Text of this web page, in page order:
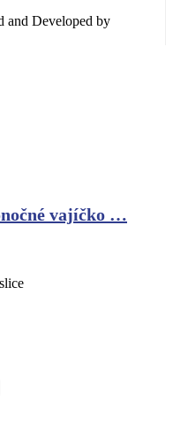
and Developed by
vajíčko …